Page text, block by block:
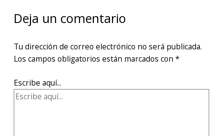
Deja un comentario
Tu dirección de correo electrónico no será publicada.
Los campos obligatorios están marcados con *
Escribe aquí...